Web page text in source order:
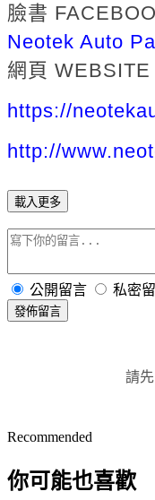
臉書
Neotek Auto
網頁 WEBSITE
https://
http://
載入更多
公開留言 私密
發佈留言
請先
Recommended
你可能也喜歡